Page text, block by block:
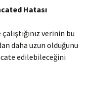
Hatası
verinin bu
daha uzun olduğunu
edilebileceğini